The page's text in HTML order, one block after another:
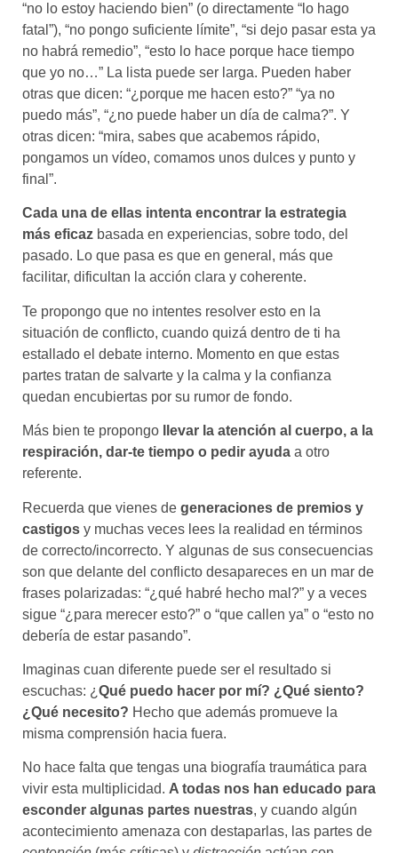
“no lo estoy haciendo bien” (o directamente “lo hago
fatal”), “no pongo suficiente límite”, “si dejo pasar esta ya
no habrá remedio”, “esto lo hace porque hace tiempo
que yo no…” La lista puede ser larga. Pueden haber
otras que dicen: “¿porque me hacen esto?” “ya no
puedo más”, “¿no puede haber un día de calma?”. Y
otras dicen: “mira, sabes que acabemos rápido,
pongamos un vídeo, comamos unos dulces y punto y
final”.
Cada una de ellas intenta encontrar la estrategia
más eficaz basada en experiencias, sobre todo, del
pasado. Lo que pasa es que en general, más que
facilitar, dificultan la acción clara y coherente.
Te propongo que no intentes resolver esto en la
situación de conflicto, cuando quizá dentro de ti ha
estallado el debate interno. Momento en que estas
partes tratan de salvarte y la calma y la confianza
quedan encubiertas por su rumor de fondo.
Más bien te propongo
llevar la atención al cuerpo, a la
respiración, dar-te tiempo o pedir ayuda a otro
referente.
Recuerda que vienes de generaciones de premios y
castigos y muchas veces lees la realidad en términos
de correcto/incorrecto. Y algunas de sus consecuencias
son que delante del conflicto desapareces en un mar de
frases polarizadas: “¿qué habré hecho mal?” y a veces
sigue “¿para merecer esto?” o “que callen ya” o “esto no
debería de estar pasando”.
Imaginas cuan diferente puede ser el resultado si
escuchas: ¿ Qué puedo hacer por mí? ¿Qué siento?
¿Qué necesito? Hecho que además promueve la
misma comprensión hacia fuera.
No hace falta que tengas una biografía traumática para
vivir esta multiplicidad. A todas nos han educado para
esconder algunas partes nuestras, y cuando algún
acontecimiento amenaza con destaparlas, las partes de